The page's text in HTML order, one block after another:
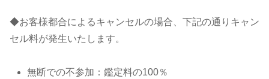
◆お客様都合によるキャンセルの場合、下記の通りキャン
セル料が発生いたします。
無断での不参加：鑑定料の100％